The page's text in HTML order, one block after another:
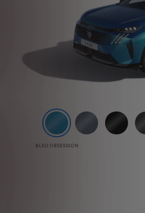
BLEU OBSESSION